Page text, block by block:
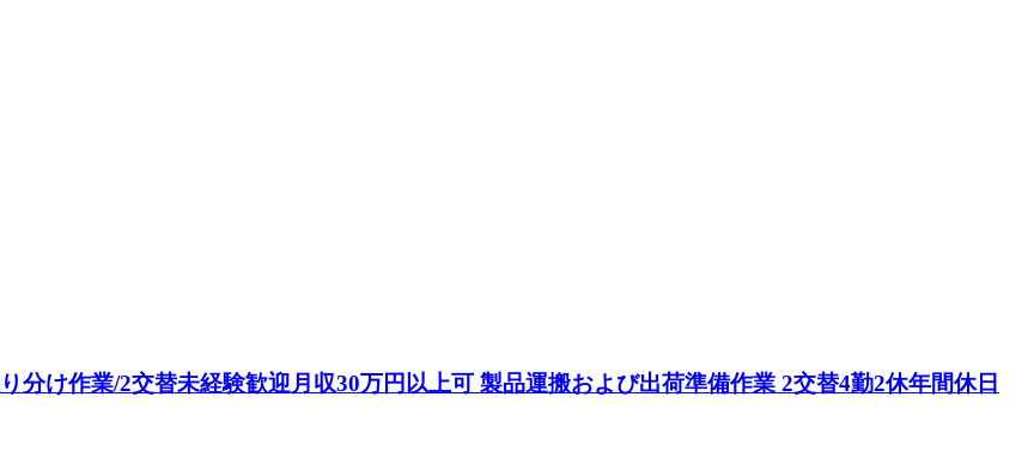
分け作業/2交替未経験歓迎月収30万円以上可 製品運搬および出荷準備作業 2交替4勤2休年間休日